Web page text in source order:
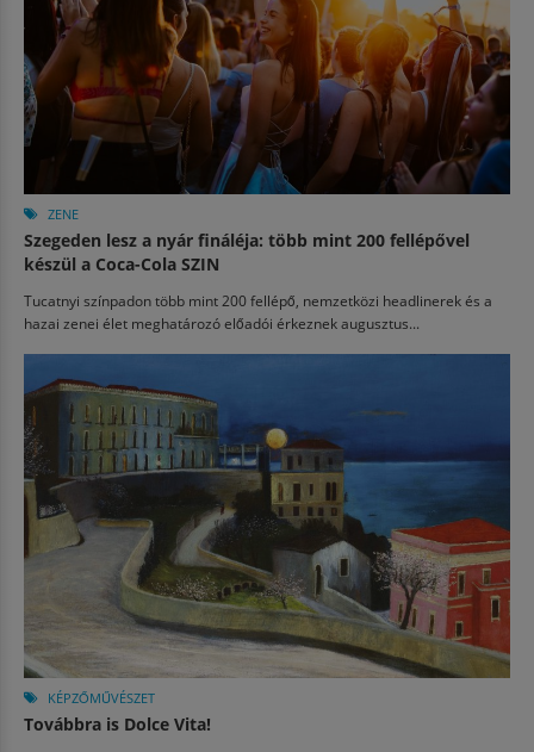
ZENE
Szegeden lesz a nyár fináléja: több mint 200 fellépővel
készül a Coca-Cola SZIN
Tucatnyi színpadon több mint 200 fellépő, nemzetközi headlinerek és a
hazai zenei élet meghatározó előadói érkeznek augusztus...
KÉPZŐMŰVÉSZET
Továbbra is Dolce Vita!